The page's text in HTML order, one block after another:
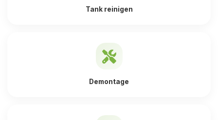
Tank reinigen
Demontage